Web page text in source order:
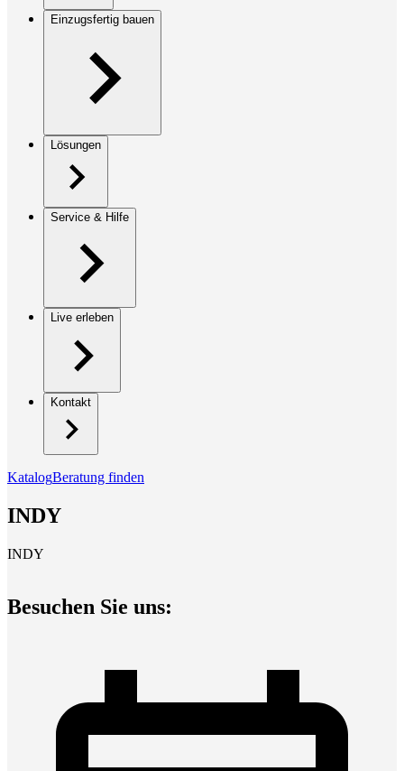
Einzugsfertig bauen
Lösungen
Service & Hilfe
Live erleben
Kontakt
KatalogBeratung finden
INDY
INDY
Besuchen Sie uns: